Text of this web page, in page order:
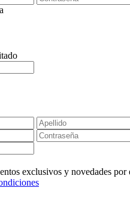
exclusivos y novedades por